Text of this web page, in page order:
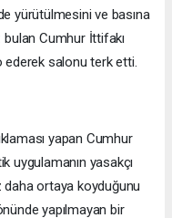
yürütülmesini ve basına
Cumhur İttifakı
ederek salonu terk etti.
yapan Cumhur
uygulamanın yasakçı
ortaya koyduğunu
yapılmayan bir